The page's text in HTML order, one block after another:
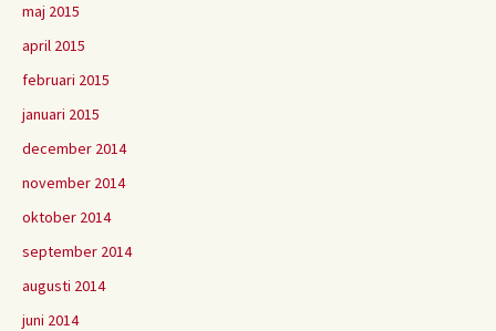
maj 2015
april 2015
februari 2015
januari 2015
december 2014
november 2014
oktober 2014
september 2014
augusti 2014
juni 2014